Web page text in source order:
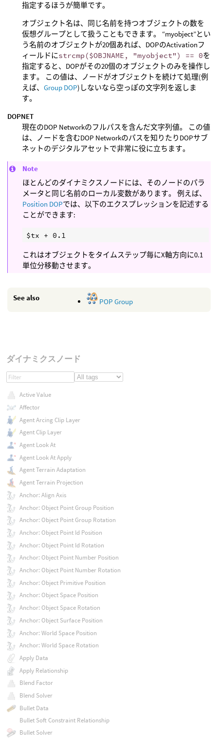
指定するほうが簡単です。
オブジェクト名は、同じ名前を持つオブジェクトの数を
仮想グループとして扱うこともできます。 “myobject”とい
う名前のオブジェクトが20個あれば、DOPのActivationフ
ィールドにstrcmp($OBJNAME, "myobject") == 0を
指定すると、DOPがその20個のオブジェクトのみを操作し
ます。 この値は、ノードがオブジェクトを続けて処理(例
えば、 Group DOP)しないなら空っぽの文字列を返しま
す。
DOPNET
現在のDOP Networkのフルパスを含んだ文字列値。 この値
は、ノードを含むDOP Networkのパスを知りたりDOPサブ
ネットのデジタルアセットで非常に役に立ちます。
Note
ほとんどのダイナミクスノードには、そのノードのパラ
メータと同じ名前のローカル変数があります。 例えば、
Position DOPでは、以下のエクスプレッションを記述する
ことができます:
これはオブジェクトをタイムステップ毎にX軸方向に0.1
単位分移動させます。
See also POP Group
ダイナミクスノード
Active Value
Affector
Agent Arcing Clip Layer
Agent Clip Layer
Agent Look At
Agent Look At Apply
Agent Terrain Adaptation
Agent Terrain Projection
Anchor: Align Axis
Anchor: Object Point Group Position
Anchor: Object Point Group Rotation
Anchor: Object Point Id Position
Anchor: Object Point Id Rotation
Anchor: Object Point Number Position
Anchor: Object Point Number Rotation
Anchor: Object Primitive Position
Anchor: Object Space Position
Anchor: Object Space Rotation
Anchor: Object Surface Position
Anchor: World Space Position
Anchor: World Space Rotation
Apply Data
Apply Relationship
Blend Factor
Blend Solver
Bullet Data
Bullet Soft Constraint Relationship
Bullet Solver